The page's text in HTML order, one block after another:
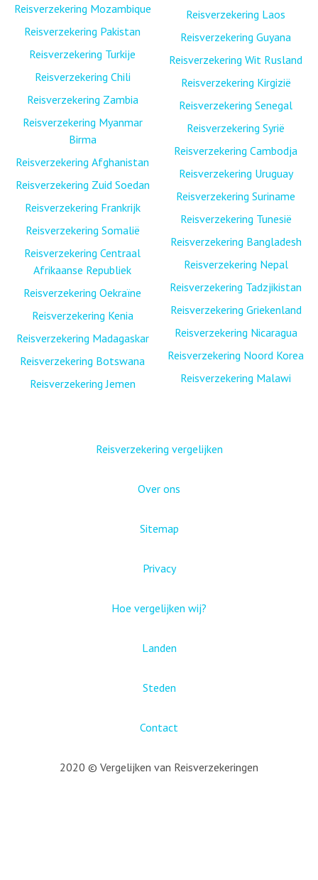
Reisverzekering Mozambique
Reisverzekering Pakistan
Reisverzekering Turkije
Reisverzekering Chili
Reisverzekering Zambia
Reisverzekering Myanmar
Birma
Reisverzekering Afghanistan
Reisverzekering Zuid Soedan
Reisverzekering Frankrijk
Reisverzekering Somalië
Reisverzekering Centraal
Afrikaanse Republiek
Reisverzekering Oekraïne
Reisverzekering Kenia
Reisverzekering Madagaskar
Reisverzekering Botswana
Reisverzekering Jemen
Reisverzekering Laos
Reisverzekering Guyana
Reisverzekering Wit Rusland
Reisverzekering Kirgizië
Reisverzekering Senegal
Reisverzekering Syrië
Reisverzekering Cambodja
Reisverzekering Uruguay
Reisverzekering Suriname
Reisverzekering Tunesië
Reisverzekering Bangladesh
Reisverzekering Nepal
Reisverzekering Tadzjikistan
Reisverzekering Griekenland
Reisverzekering Nicaragua
Reisverzekering Noord Korea
Reisverzekering Malawi
Reisverzekering vergelijken
Over ons
Sitemap
Privacy
Hoe vergelijken wij?
Landen
Steden
Contact
2020 © Vergelijken van Reisverzekeringen